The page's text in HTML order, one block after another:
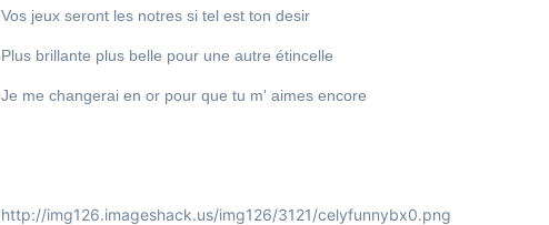
Vos jeux seront les notres si tel est ton desir
Plus brillante plus belle pour une autre étincelle
Je me changerai en or pour que tu m' aimes encore
http://img126.imageshack.us/img126/3121/celyfunnybx0.png